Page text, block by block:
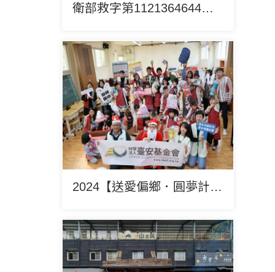
衛部救字第1121364644號「美麗人生現在就開始」勸募活動徵信
2024【送愛偏鄉．圓夢計畫】南投發祥國小報導